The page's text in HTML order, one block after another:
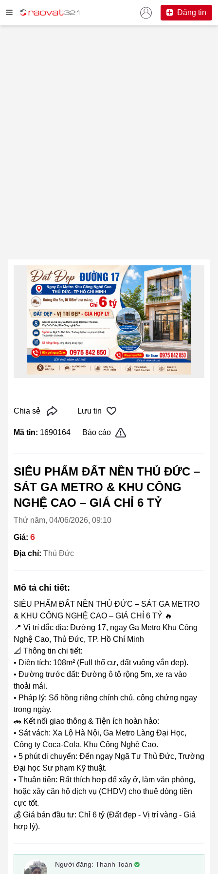
Đăng tin
Chia sẻ Lưu tin
Mã tin: 1690164 Báo cáo
SIÊU PHẨM ĐẤT NỀN THỦ ĐỨC –
SÁT GA METRO & KHU CÔNG
NGHỆ CAO – GIÁ CHỈ 6 TỶ
Thứ năm, 04/06/2026, 09:10
Giá: 6
Địa chỉ: Thủ Đức
Mô tả chi tiết:
SIÊU PHẨM ĐẤT NỀN THỦ ĐỨC – SÁT GA METRO
& KHU CÔNG NGHỆ CAO – GIÁ CHỈ 6 TỶ 🔥
📍 Vị trí đắc địa: Đường 17, ngay Ga Metro Khu Công
Nghệ Cao, Thủ Đức, TP. Hồ Chí Minh
📐 Thông tin chi tiết:
• Diện tích: 108m² (Full thổ cư, đất vuông vắn đẹp).
• Đường trước đất: Đường ô tô rộng 5m, xe ra vào
thoải mái.
• Pháp lý: Sổ hồng riêng chính chủ, công chứng ngay
trong ngày.
🚗 Kết nối giao thông & Tiện ích hoàn hảo:
• Sát vách: Xa Lộ Hà Nội, Ga Metro Làng Đại Học,
Công ty Coca-Cola, Khu Công Nghệ Cao.
• 5 phút di chuyển: Đến ngay Ngã Tư Thủ Đức, Trường
Đại học Sư phạm Kỹ thuật.
• Thuận tiện: Rất thích hợp để xây ở, làm văn phòng,
hoặc xây căn hộ dịch vụ (CHDV) cho thuê dòng tiền
cực tốt.
💰 Giá bán đầu tư: Chỉ 6 tỷ (Đất đẹp - Vị trí vàng - Giá
hợp lý).
Người đăng: Thanh Toàn